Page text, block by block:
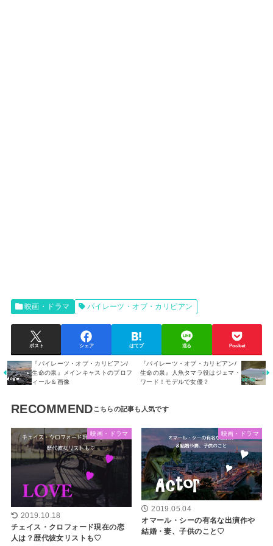
映画・ドラマ パイレーツ・オブ・カリビアン
ポスト シェア はてブ 送る Pocket
『パイレーツ・オブ・カリビアン/
生命の泉』メインキャストのプロフ
ィール＆画像
『パイレーツ・オブ・カリビアン/
生命の泉』人魚タマラ役はジェマ・
ワード！モデルで女優？
RECOMMEND
映画・ドラマ
2019.10.18
チェイス・クロフォード現在の恋
人は？歴代彼女リストも♡
映画・ドラマ
2019.05.04
オマール・シーの有名な出演作や
結婚・妻、子供のこと♡